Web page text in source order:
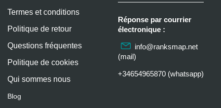
Termes et conditions
Politique de retour
Questions fréquentes
Politique de cookies
Qui sommes nous
Blog
Réponse par courrier
électronique :
info@ranksmap.net
(mail)
+34654965870 (whatsapp)